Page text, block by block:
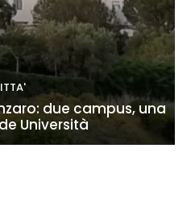
due campus, una
Università